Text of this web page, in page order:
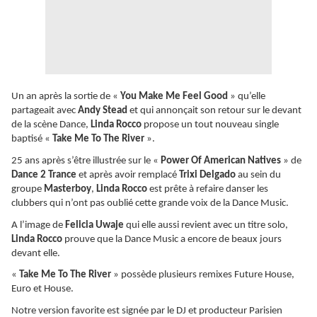
Un an après la sortie de « You Make Me Feel Good » qu’elle
partageait avec Andy Stead et qui annonçait son retour sur le devant
de la scène Dance, Linda Rocco propose un tout nouveau single
baptisé « Take Me To The River ».
25 ans après s’être illustrée sur le « Power Of American Natives » de
Dance 2 Trance et après avoir remplacé Trixi Delgado au sein du
groupe Masterboy, Linda Rocco est prête à refaire danser les
clubbers qui n’ont pas oublié cette grande voix de la Dance Music.
A l’image de Felicia Uwaje qui elle aussi revient avec un titre solo,
Linda Rocco prouve que la Dance Music a encore de beaux jours
devant elle.
« Take Me To The River » possède plusieurs remixes Future House,
Euro et House.
Notre version favorite est signée par le DJ et producteur Parisien